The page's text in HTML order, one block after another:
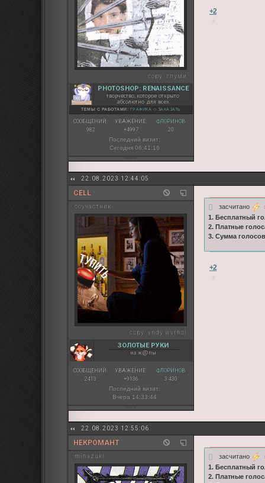
copy: глуми
PHOTOSHOP: RENAISSANCE
творчество, которое открыто
абсолютно для всех
ТЕМЫ С РАБОТАМИ: ГРАФИКА ◇ ЗАКАЗАТЬ
СООБЩЕНИЙ:
982
УВАЖЕНИЕ:
+4997
ФЛОРИНОВ:
20
Последний визит:
Сегодня 06:41:16
+2
22.08.2023 12:44:05
CELL
соучастник
copy: vndy wvrhol
ЗОЛОТЫЕ РУКИ
из ж@пы
СООБЩЕНИЙ:
2413
УВАЖЕНИЕ:
+9136
ФЛОРИНОВ:
3 430
Последний визит:
Вчера 14:33:44
засчитано
1. Бесплатный
2. Платные
3. Сумма
+2
22.08.2023 12:55:06
НЕКРОМАНТ
minazuki засчитано
1. Бесплатный
2. Платные